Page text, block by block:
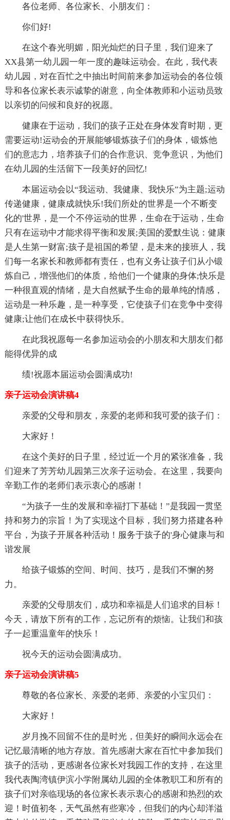
各位老师、各位家长、小朋友们：
你们好!
在这个春光明媚，阳光灿烂的日子里，我们迎来了
XX县第一幼儿园一年一度的趣味运动会。在此，我代表
幼儿园，对在百忙之中抽出时间前来参加运动会的各位领
导和各位家长表示诚挚的谢意，向全体教师和小运动员致
以亲切的问候和良好的祝愿。
健康在于运动，我们的孩子正处在身体发育时期，更
需要运动!运动会的开展能够锻炼孩子们的身体，锻炼他
们的意志力，培养孩子们的合作意识、竞争意识，为他们
在幼儿园的生活留下一段美好的回忆!
本届运动会以“我运动、我健康、我快乐”为主题;运动
传递健康，健康成就快乐!我们所处的世界是一个不断变
化的'世界，是一个不停运动的世界，生命在于运动，生命
只有在运动中才能求得平衡和发展;美国的爱默生说：健康
是人生第一财富;孩子是祖国的希望，是未来的接班人，我
们每一名家长和教师都有责任，也有义务让孩子们从小锻
炼自己，增强他们的体质，给他们一个健康的身体;快乐是
一种很直观的情绪，是大自然赋予生命的最单纯的情感，
运动是一种乐趣，是一种享受，它使孩子们在竞争中变得
健康;让他们在成长中获得快乐。
在此我祝愿每一名参加运动会的小朋友和大朋友们都
能得优异的成
绩!祝愿本届运动会圆满成功!
亲子运动会演讲稿4
亲爱的父母和朋友，亲爱的老师和我可爱的孩子们：
大家好！
在这个美好的日子里，经过近一个月的紧张准备，我
们迎来了芳芳幼儿园第三次亲子运动会。在这里，我要向
辛勤工作的老师们表示衷心的感谢！
“为孩子一生的发展和幸福打下基础！”是我园一贯坚
持和努力的宗旨！为了实现这个目标，我们努力搭建各种
平台，为孩子开展各种活动！服务于孩子的'身心健康与和
谐发展
给孩子锻炼的空间、时间、技巧，是我们不懈的努
力。
亲爱的父母朋友们，成功和幸福是人们追求的目标！
今天，请放下所有的工作，忘记所有的烦恼。让我们和孩
子一起重温童年的快乐！
祝今天的运动会圆满成功。
亲子运动会演讲稿5
尊敬的各位家长、亲爱的老师、亲爱的小宝贝们：
大家好！
岁月挽不回留不住的是时光，但美好的瞬间永远会在
记忆最清晰的地方存放。首先感谢大家在百忙中参加我们
孩子的活动，更感谢各位家长对我园工作的支持，在这里
我代表陶湾镇伊滨小学附属幼儿园的全体教职工和所有的
孩子们对亲临现场的各位家长表示衷心的感谢和热烈的欢
迎！时值初冬，天气虽然有些寒冷，但我们的内心却洋溢